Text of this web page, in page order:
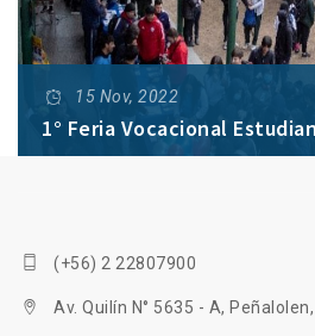
15 Nov, 2022
1° Feria Vocacional
mayor detalle nuestra
(+56) 2 22807900
Av. Quilín N° 5635 - A,